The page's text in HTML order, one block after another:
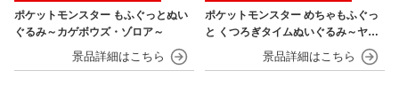
ポケットモンスター もふぐっとぬい
ぐるみ～カゲボウズ・ゾロア～
ポケットモンスター めちゃもふぐっ
と くつろぎタイムぬいぐるみ～ヤド